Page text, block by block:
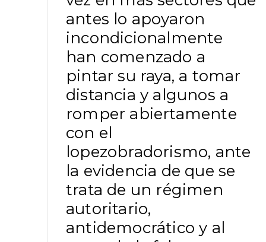
antes lo apoyaron
incondicionalmente
han comenzado a
pintar su raya, a tomar
distancia y algunos a
romper abiertamente
con el
lopezobradorismo, ante
la evidencia de que se
trata de un régimen
autoritario,
antidemocrático y al